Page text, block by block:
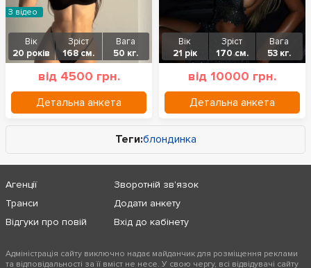
Вік
20 років
Зріст
168 см.
Вага
50 кг.
від 4500 грн.
Детальна анкета
З відео
Вік
21 рік
Зріст
170 см.
Вага
53 кг.
від 10000 грн.
Детальна анкета
Теги:блондинка
Агенції
Транси
Відгуки про повій
Зворотній зв'язок
Додати анкету
Вхід до кабінету
Адміністрація сайту виключно надає майданчик для розміщення реклами
та відповідальності за її вміст не несе. У свою чергу, всі відвідувачі сайту